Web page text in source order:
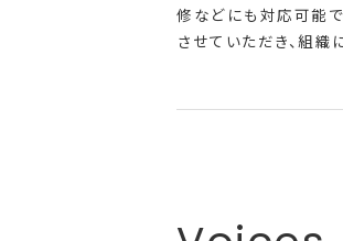
修などにも対応可能
させていただき、組織